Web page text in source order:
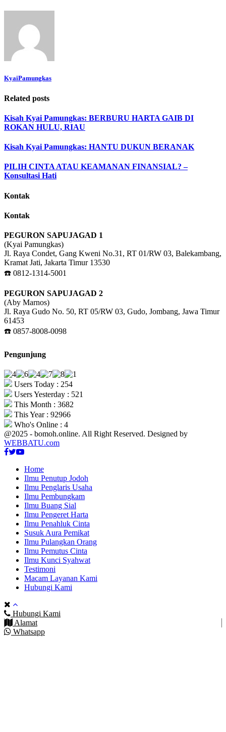
KyaiPamungkas
Related posts
Kisah Kyai Pamungkas: BERBURU HARTA GAIB DI
ROKAN HULU, RIAU
Kisah Kyai Pamungkas: HANTU DUKUN BERANAK
PILIH CINTA ATAU KEAMANAN FINANSIAL? –
Konsultasi Hati
Kontak
Kontak
PEGURON SAPUJAGAD 1
(Kyai Pamungkas)
Jl. Raya Condet, Gang Kweni No.31, RT 01/RW 03, Balekambang,
Kramat Jati, Jakarta Timur 13530
☎️ 0812-1314-5001
PEGURON SAPUJAGAD 2
(Aby Marnos)
Jl. Raya Gudo No. 50, RT 05/RW 03, Gudo, Jombang, Jawa Timur
61453
☎️ 0857-8008-0098
Pengunjung
Users Today : 254
Users Yesterday : 521
This Month : 3682
This Year : 92966
Who's Online : 4
@2025 - bomoh.online. All Right Reserved. Designed by
WEBBATU.com
Facebook
Twitter
Youtube
Home
Ilmu Penutup Jodoh
Ilmu Penglaris Usaha
Ilmu Pembungkam
Ilmu Buang Sial
Ilmu Pengeret Harta
Ilmu Penahluk Cinta
Susuk Aura Pemikat
Ilmu Pulangkan Orang
Ilmu Pemutus Cinta
Ilmu Kunci Syahwat
Testimoni
Macam Layanan Kami
Hubungi Kami
Hubungi Kami
Alamat
Whatsapp